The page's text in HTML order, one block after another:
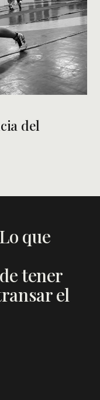
del
que
tener
el